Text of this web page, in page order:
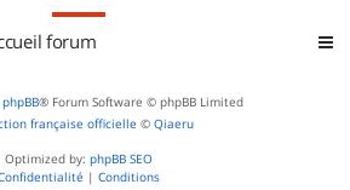
forum
phpBB® Forum Software © phpBB Limited
française officielle © Qiaeru
Optimized by: phpBB SEO
| Conditions